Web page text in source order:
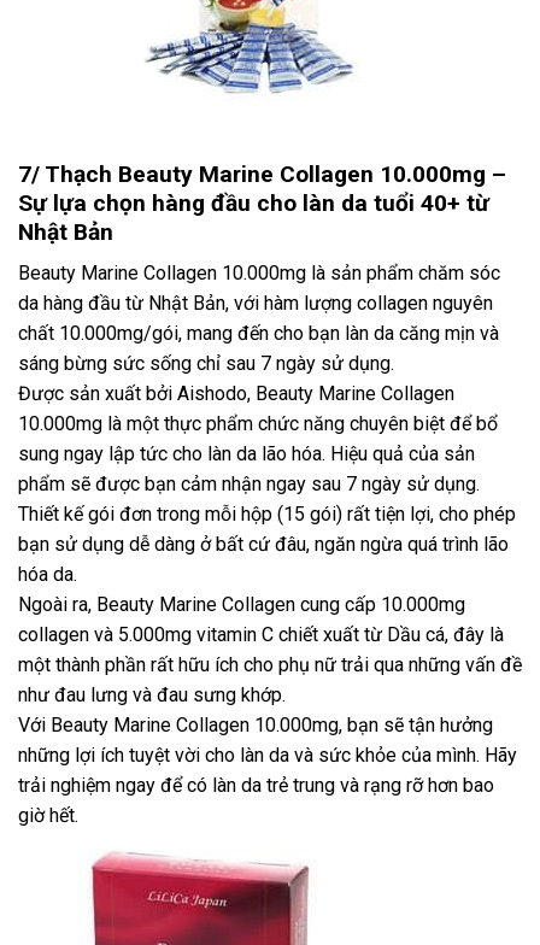
7/ Thạch Beauty Marine Collagen 10.000mg –
Sự lựa chọn hàng đầu cho làn da tuổi 40+ từ
Nhật Bản
Beauty Marine Collagen 10.000mg là sản phẩm chăm sóc
da hàng đầu từ Nhật Bản, với hàm lượng collagen nguyên
chất 10.000mg/gói, mang đến cho bạn làn da căng mịn và
sáng bừng sức sống chỉ sau 7 ngày sử dụng.
Được sản xuất bởi Aishodo, Beauty Marine Collagen
10.000mg là một thực phẩm chức năng chuyên biệt để bổ
sung ngay lập tức cho làn da lão hóa. Hiệu quả của sản
phẩm sẽ được bạn cảm nhận ngay sau 7 ngày sử dụng.
Thiết kế gói đơn trong mỗi hộp (15 gói) rất tiện lợi, cho phép
bạn sử dụng dễ dàng ở bất cứ đâu, ngăn ngừa quá trình lão
hóa da.
Ngoài ra, Beauty Marine Collagen cung cấp 10.000mg
collagen và 5.000mg vitamin C chiết xuất từ Dầu cá, đây là
một thành phần rất hữu ích cho phụ nữ trải qua những vấn đề
như đau lưng và đau sưng khớp.
Với Beauty Marine Collagen 10.000mg, bạn sẽ tận hưởng
những lợi ích tuyệt vời cho làn da và sức khỏe của mình. Hãy
trải nghiệm ngay để có làn da trẻ trung và rạng rỡ hơn bao
giờ hết.